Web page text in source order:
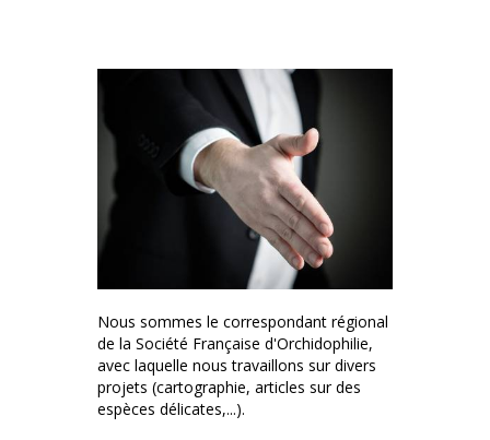
Nous sommes le correspondant régional
de la Société Française d'Orchidophilie,
avec laquelle nous travaillons sur divers
projets (cartographie, articles sur des
espèces délicates,...).